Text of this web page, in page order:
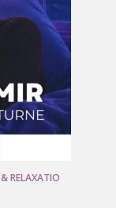
ou
à
aille
RELAXATIO